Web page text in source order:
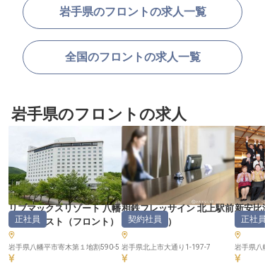
岩手県のフロントの求人一覧
全国のフロントの求人一覧
岩手県のフロントの求人
リブマックスリゾート 八幡
平フォレスト
（フロント ）
正社員
岩手県八幡平市寄木第１地割590-5
相鉄フレッサイン 北上駅前
（フロント ）
契約社員
岩手県北上市大通り1-197-7
新安比
ト）
正社員
岩手県八